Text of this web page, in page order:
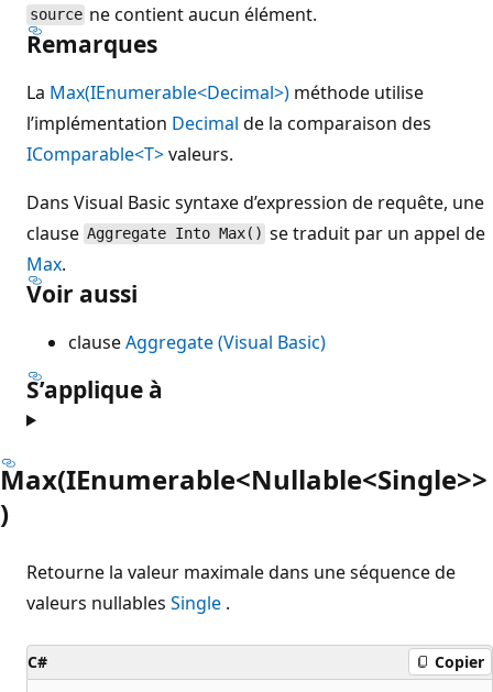
source ne contient aucun élément.
Remarques
La Max(IEnumerable<Decimal>) méthode utilise
l’implémentation Decimal de la comparaison des
IComparable<T>valeurs.
Dans Visual Basic syntaxe d’expression de requête, une
clause Aggregate Into Max() se traduit par un appel de
Max.
Voir aussi
clauseAggregate (Visual Basic)
S’applique à
Max(IEnumerable<Nullable<Single>>
)
Retourne la valeur maximale dans une séquence de
valeurs nullables Single .
C# Copier